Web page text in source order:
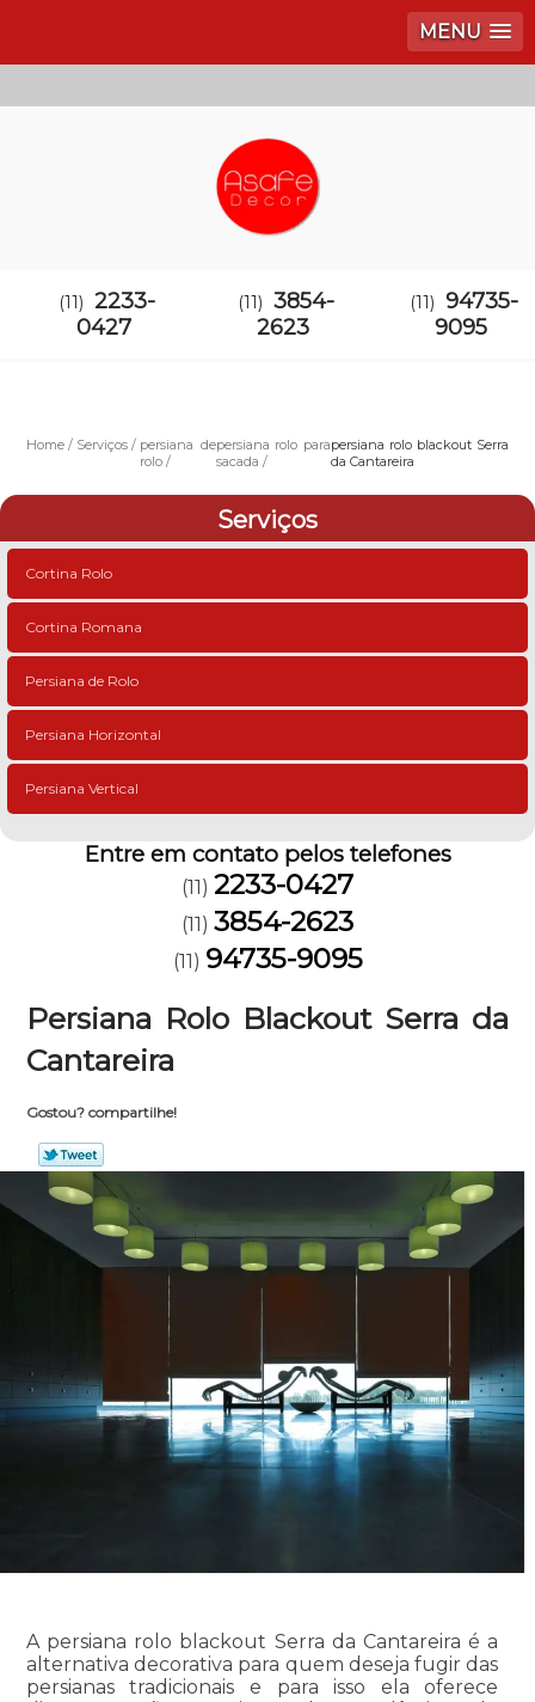
MENU
(11) 2233-
0427
(11) 3854-
2623
(11) 94735-
9095
Home Serviços
persiana de
rolo
persiana rolo para
sacada
persiana rolo blackout Serra
da Cantareira
Serviços
Cortina Rolo
Cortina Romana
Persiana de Rolo
Persiana Horizontal
Persiana Vertical
Entre em contato pelos telefones
(11) 2233-0427
(11) 3854-2623
(11) 94735-9095
Persiana Rolo Blackout Serra da
Cantareira
Gostou? compartilhe!
A persiana rolo blackout Serra da Cantareira é a
alternativa decorativa para quem deseja fugir das
persianas tradicionais e para isso ela oferece